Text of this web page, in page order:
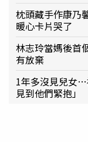
枕頭藏手作康
暖心卡片哭了
林志玲當媽後首
有放棄
1年多沒見兒女
見到他們緊抱」